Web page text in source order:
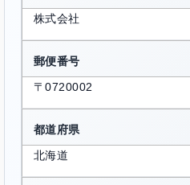
株式会社
郵便番号
〒0720002
都道府県
北海道